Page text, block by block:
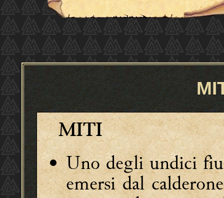
MITI
Uno degli undici
emersi dal